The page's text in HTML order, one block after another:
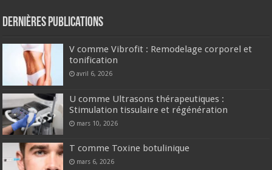
Dernières publications
V comme Vibrofit : Remodelage corporel et
tonification
avril 6, 2026
U comme Ultrasons thérapeutiques :
Stimulation tissulaire et régénération
mars 10, 2026
T comme Toxine botulinique
mars 6, 2026